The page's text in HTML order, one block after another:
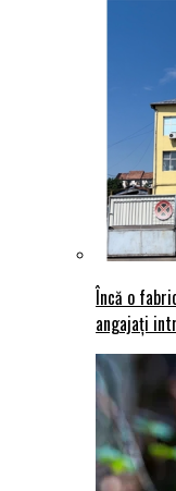
Încă o
angajați